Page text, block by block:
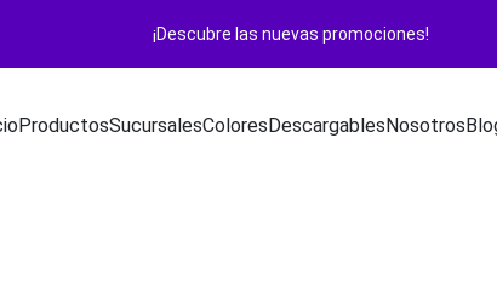
¡Descubre las nuevas promociones!
ProductosSucursalesColoresDescargablesNosotros